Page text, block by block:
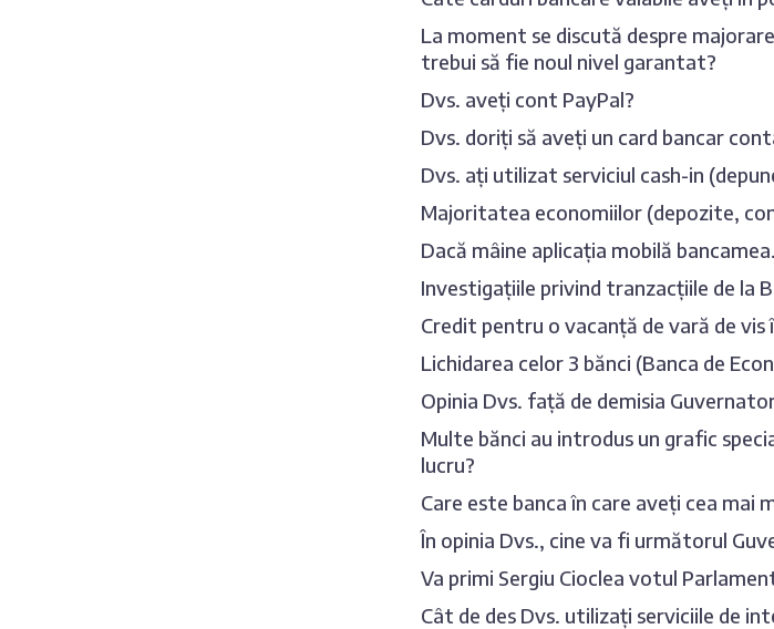
La moment se discută despre
trebui să fie noul nivel garantat?
Dvs. aveți cont PayPal?
Dvs. doriți să aveți un card bancar
Dvs. ați utilizat serviciul cash-in
Majoritatea economiilor (depozite,
Dacă mâine aplicația mobilă
Investigațiile privind tranzacțiile de la
Credit pentru o vacanță de vară de
Lichidarea celor 3 bănci (Banca de
Opinia Dvs. față de demisia
Multe bănci au introdus un grafic
lucru?
Care este banca în care aveți cea mai
În opinia Dvs., cine va fi următorul
Va primi Sergiu Cioclea votul
Cât de des Dvs. utilizați serviciile de